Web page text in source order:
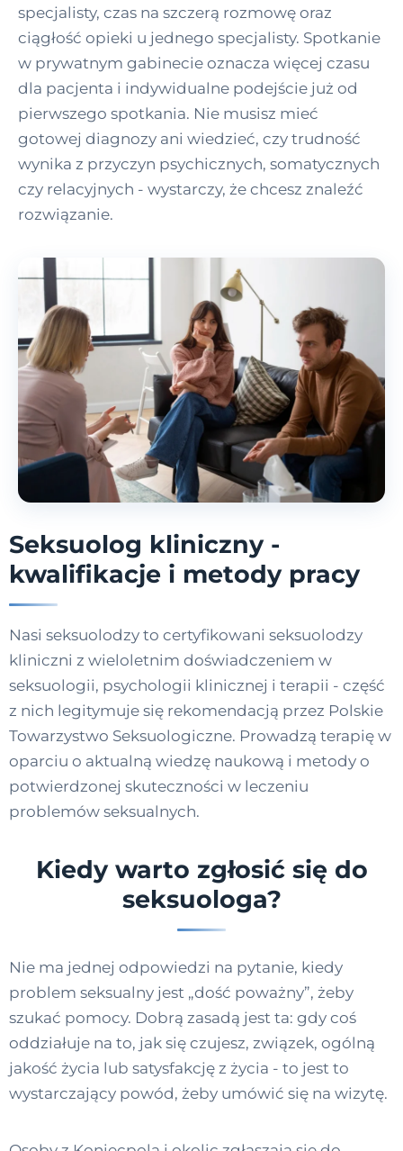
specjalisty, czas na szczerą rozmowę oraz
ciągłość opieki u jednego specjalisty. Spotkanie
w prywatnym gabinecie oznacza więcej czasu
dla pacjenta i indywidualne podejście już od
pierwszego spotkania. Nie musisz mieć
gotowej diagnozy ani wiedzieć, czy trudność
wynika z przyczyn psychicznych, somatycznych
czy relacyjnych - wystarczy, że chcesz znaleźć
rozwiązanie.
Seksuolog kliniczny -
kwalifikacje i metody pracy
Nasi seksuolodzy to certyfikowani seksuolodzy
kliniczni z wieloletnim doświadczeniem w
seksuologii, psychologii klinicznej i terapii - część
z nich legitymuje się rekomendacją przez Polskie
Towarzystwo Seksuologiczne. Prowadzą terapię w
oparciu o aktualną wiedzę naukową i metody o
potwierdzonej skuteczności w leczeniu
problemów seksualnych.
Kiedy warto zgłosić się do
seksuologa?
Nie ma jednej odpowiedzi na pytanie, kiedy
problem seksualny jest „dość poważny”, żeby
szukać pomocy. Dobrą zasadą jest ta: gdy coś
oddziałuje na to, jak się czujesz, związek, ogólną
jakość życia lub satysfakcję z życia - to jest to
wystarczający powód, żeby umówić się na wizytę.